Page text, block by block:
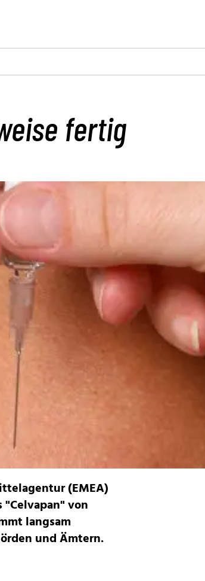
fertig
(EMEA)
von
langsam
und Ämtern.